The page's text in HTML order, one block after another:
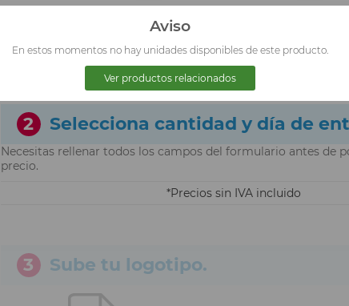
TALLA XXL
2 Selecciona cantidad y día de
Necesitas rellenar todos los campos del formulario antes de
precio.
Precios sin IVA incluido
3 Sube tu logotipo.
Aviso
En estos momentos no hay unidades disponibles de este producto.
Ver productos relacionados